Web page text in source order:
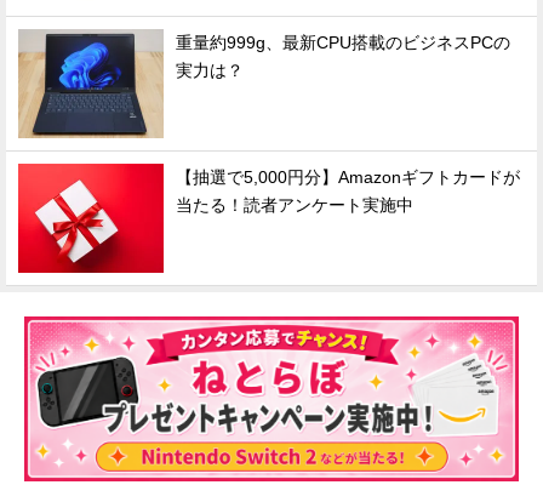
重量約999g、最新CPU搭載のビジネスPCの
実力は？
【抽選で5,000円分】Amazonギフトカードが
当たる！読者アンケート実施中